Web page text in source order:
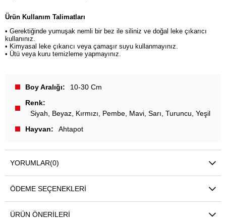
Ürün Kullanım Talimatları
• Gerektiğinde yumuşak nemli bir bez ile siliniz ve doğal leke çıkarıcı
kullanınız.
• Kimyasal leke çıkarıcı veya çamaşır suyu kullanmayınız.
• Ütü veya kuru temizleme yapmayınız.
Boy Aralığı
10-30 Cm
Renk
Siyah
Beyaz Kırmızı Pembe Mavi Sarı Turuncu Yeşil
Hayvan
Ahtapot
YORUMLAR(0)
ÖDEME SEÇENEKLERI
ÜRÜN ÖNERILERI